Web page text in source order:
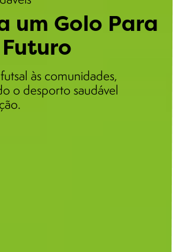
um Golo Para
às comunidades,
o desporto saudável